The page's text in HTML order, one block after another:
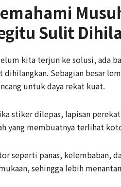
Sulit
kita terjun ke solusi, ada
dihilangkan. Sebagian besar
untuk daya rekat kuat.
stiker dilepas, lapisan
yang membuatnya terlihat
seperti panas, kelembaban,
sehingga lebih